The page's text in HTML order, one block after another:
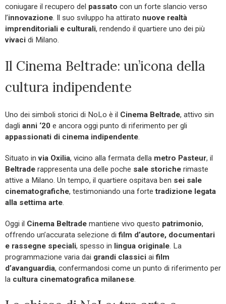
coniugare il recupero del passato con un forte slancio verso
l’innovazione. Il suo sviluppo ha attirato nuove realtà
imprenditoriali e culturali, rendendo il quartiere uno dei più
vivaci di Milano.
Il Cinema Beltrade: un’icona della
cultura indipendente
Uno dei simboli storici di NoLo è il Cinema Beltrade, attivo sin
dagli anni ‘20 e ancora oggi punto di riferimento per gli
appassionati di cinema indipendente.
Situato invia Oxilia, vicino alla fermata della metro Pasteur, il
Beltrade rappresenta una delle poche sale storiche rimaste
attive a Milano. Un tempo, il quartiere ospitava ben sei sale
cinematografiche, testimoniando una fortetradizione legata
alla settima arte.
Oggi il Cinema Beltrade mantiene vivo questo patrimonio,
offrendo un’accurata selezione difilm d’autore, documentari
e rassegne speciali, spesso in lingua originale. La
programmazione varia dai grandi classici aifilm
d’avanguardia, confermandosi come un punto di riferimento per
la cultura cinematografica milanese.